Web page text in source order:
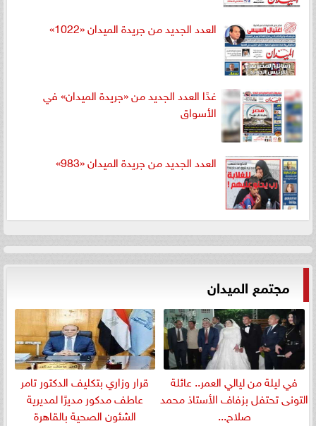
العدد الجديد من جريدة الميدان «1022»
غدًا العدد الجديد من «جريدة الميدان» في
الأسواق
العدد الجديد من جريدة الميدان «983»
مجتمع الميدان
في ليلة من ليالي العمر.. عائلة
التونى تحتفل بزفاف الأستاذ محمد
صلاح...
قرار وزاري بتكليف الدكتور تامر
عاطف مدكور مديرًا لمديرية
الشئون الصحية بالقاهرة